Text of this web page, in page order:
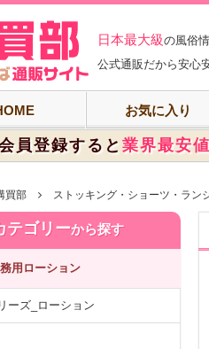
日本最大級の風俗
公式通販だから安心
お気に入り
員登録すると業界最安
買部 ストッキング・ショーツ・ラン
テゴリーから探す
用ローション
ーズ_ローション